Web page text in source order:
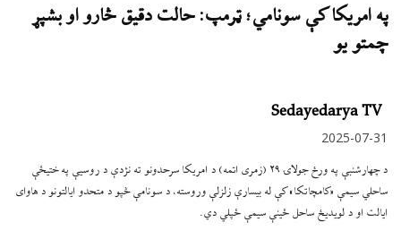
په امریکا کې سونامي؛ ټرمپ: حالت دقیق څارو او بشپړ
چمتو یو
Sedayedarya TV
2025-07-31
د چهارشنبې په ورځ جولاۍ ۲۹ (زمری اتمه) د امریکا سرحدونو ته نژدې د روسیې په ختیځې
ساحلي سیمې «کامچاتکا» کې له بیسارې زلزلې وروسته، د سونامې څپو د متحدو ایالتونو د هاوای
ایالت او د لویدیځ ساحل ځینې سیمې ځپلي دي.